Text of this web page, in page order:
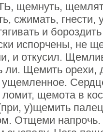
щемнуть,
сжимать, гнести,
и
испорчены, не
и откусил.
ли. Щемить орехи,
щемота в
у)щемить
Отщеми